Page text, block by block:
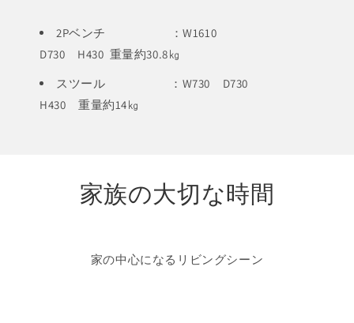
2Pベンチ ：W1610
D730 H430 重量約30.8㎏
スツール ：W730 D730
H430 重量約14㎏
家族の大切な時間
家の中心になるリビングシーン